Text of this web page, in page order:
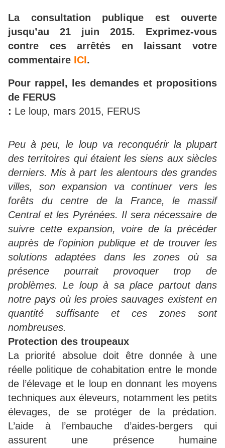
La consultation publique est ouverte
jusqu’au 21 juin 2015. Exprimez-vous
contre ces arrêtés en laissant votre
commentaire ICI.
Pour rappel, les demandes et propositions
de FERUS
: Le loup, mars 2015, FERUS
Peu à peu, le loup va reconquérir la plupart
des territoires qui étaient les siens aux siècles
derniers. Mis à part les alentours des grandes
villes, son expansion va continuer vers les
forêts du centre de la France, le massif
Central et les Pyrénées. Il sera nécessaire de
suivre cette expansion, voire de la précéder
auprès de l’opinion publique et de trouver les
solutions adaptées dans les zones où sa
présence pourrait provoquer trop de
problèmes. Le loup à sa place partout dans
notre pays où les proies sauvages existent en
quantité suffisante et ces zones sont
nombreuses.
Protection des troupeaux
La priorité absolue doit être donnée à une
réelle politique de cohabitation entre le monde
de l’élevage et le loup en donnant les moyens
techniques aux éleveurs, notamment les petits
élevages, de se protéger de la prédation.
L’aide à l’embauche d’aides-bergers qui
assurent une présence humaine